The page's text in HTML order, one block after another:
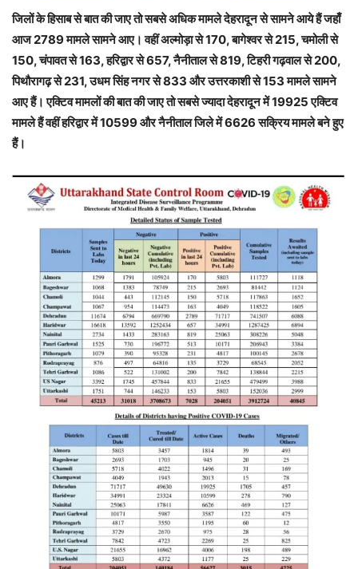
जिलों के हिसाब से बात की जाए तो सबसे अधिक मामले देहरादून से सामने आये हैं जहाँ
आज 2789 मामले सामने आए। वहीं अल्मोड़ा से 170, बागेश्वर से 215, चमोली से
150, चंपावत से 163, हरिद्वार से 657, नैनीताल से 819, टिहरी गढ़वाल से 200,
पिथौरागढ़ से 231, उधम सिंह नगर से 833 और उत्तरकाशी से 153 मामले सामने
आए हैं। एक्टिव मामलों की बात की जाए तो सबसे ज्यादा देहरादून में 19925 एक्टिव
मामले हैं वहीं हरिद्वार में 10599 और नैनीताल जिले में 6626 सक्रिय मामले बने हुए
हैं।